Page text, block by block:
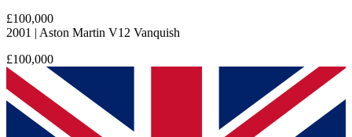
£100,000
2001 | Aston Martin V12 Vanquish
£100,000